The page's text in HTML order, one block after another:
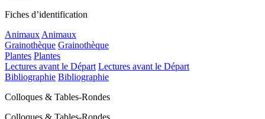
Fiches d’identification
Animaux Animaux
Grainothèque Grainothèque
Plantes Plantes
Lectures avant le Départ Lectures avant le Départ
Bibliographie Bibliographie
Colloques & Tables-Rondes
Colloques & Tables-Rondes